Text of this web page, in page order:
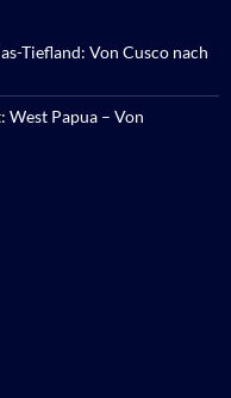
Tiefland: Von Cusco nach
West Papua – Von